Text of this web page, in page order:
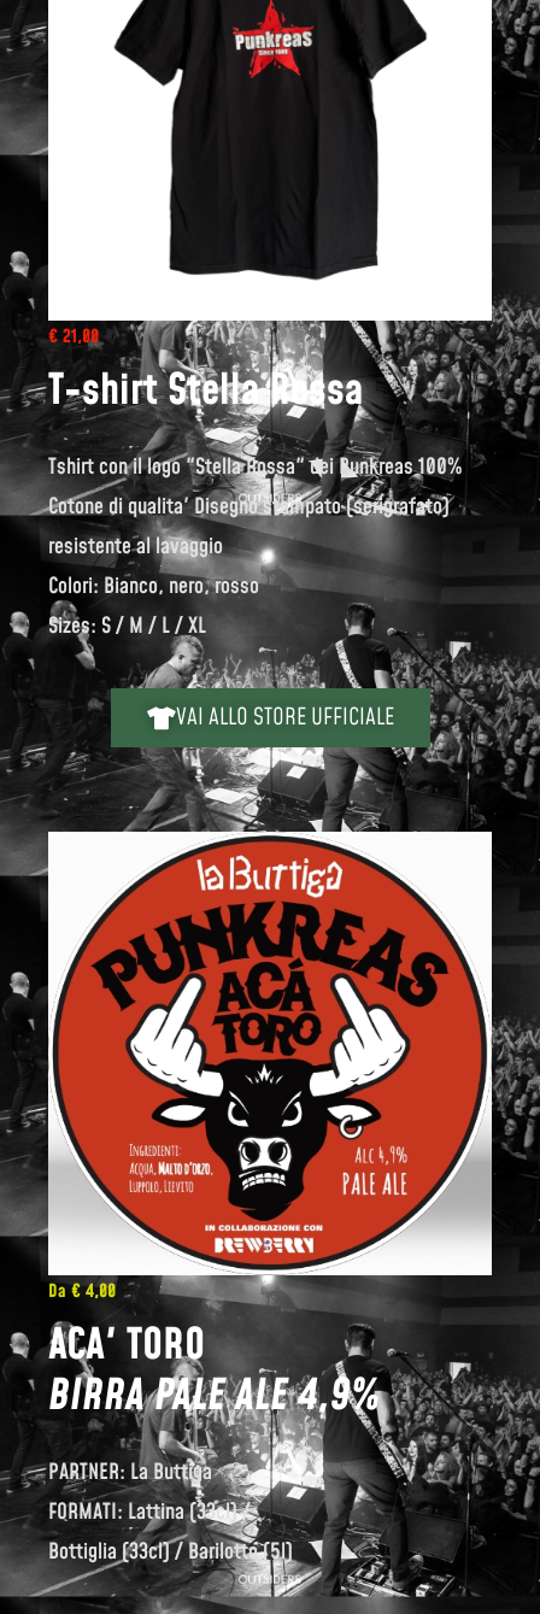
€ 21,00
T-shirt Stella Rossa
Tshirt con il logo "Stella Rossa" dei Punkreas 100%
Cotone di qualita' Disegno stampato (serigrafato)
resistente al lavaggio
Colori: Bianco, nero, rosso
Sizes: S / M / L / XL
VAI ALLO STORE UFFICIALE
Da € 4,00
ACA' TORO
BIRRA PALE ALE 4,9%
PARTNER: La Buttiga
FORMATI: Lattina (33cl) /
Bottiglia (33cl) / Barilotto (5l)